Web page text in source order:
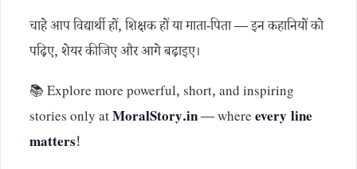
चाहे आप विद्यार्थी हों, शिक्षक हों या माता-पिता — इन कहानियों को
पढ़िए, शेयर कीजिए और आगे बढ़ाइए।
📚 Explore more powerful, short, and inspiring
stories only atMoralStory.in— whereevery line
matters!